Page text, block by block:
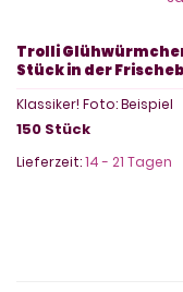
Trolli
Stück in der
Klassiker! Foto: Beispiel
150 Stück
Lieferzeit:14 - 21 Tagen